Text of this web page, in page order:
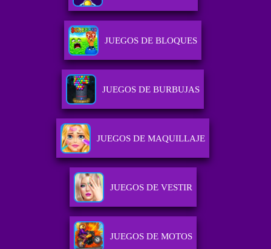
JUEGOS DE BLOQUES
JUEGOS DE BURBUJAS
JUEGOS DE MAQUILLAJE
JUEGOS DE VESTIR
JUEGOS DE MOTOS